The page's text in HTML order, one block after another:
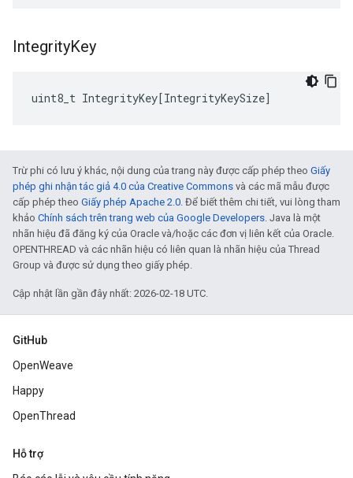
IntegrityKey
uint8_t IntegrityKey[IntegrityKeySize]
Trừ phi có lưu ý khác, nội dung của trang này được cấp phép theo Giấy
phép ghi nhận tác giả 4.0 của Creative Commons và các mã mẫu được
cấp phép theo Giấy phép Apache 2.0. Để biết thêm chi tiết, vui lòng tham
khảo Chính sách trên trang web của Google Developers. Java là một
nhãn hiệu đã đăng ký của Oracle và/hoặc các đơn vị liên kết của Oracle.
OPENTHREAD và các nhãn hiệu có liên quan là nhãn hiệu của Thread
Group và được sử dụng theo giấy phép.
Cập nhật lần gần đây nhất: 2026-02-18 UTC.
GitHub
OpenWeave
Happy
OpenThread
Hỗ trợ